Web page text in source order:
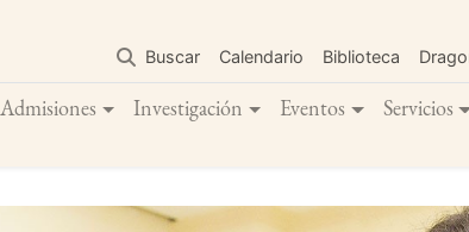
contenido
principal
Buscar Calendario Biblioteca
Admisiones Investigación Eventos Servicios